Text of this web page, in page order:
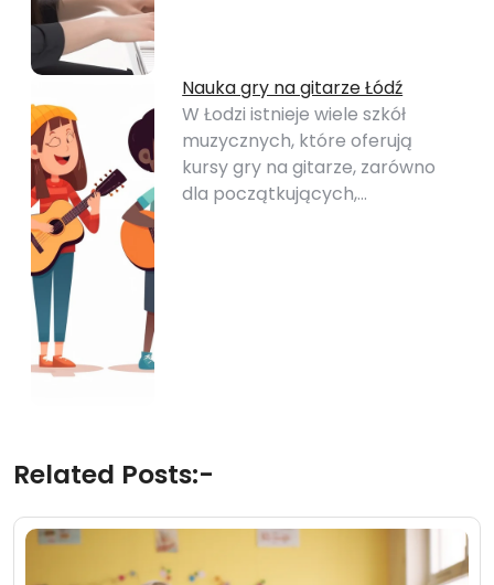
Nauka gry na gitarze Łódź
W Łodzi istnieje wiele szkół
muzycznych, które oferują
kursy gry na gitarze, zarówno
dla początkujących,…
Related Posts:-